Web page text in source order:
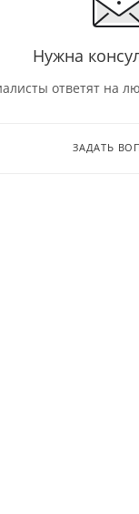
Нужна
ответят на
ЗАДАТЬ